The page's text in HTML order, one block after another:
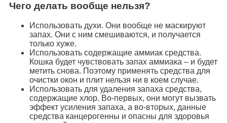
Чего делать вообще нельзя?
Использовать духи. Они вообще не маскируют
запах. Они с ним смешиваются, и получается
только хуже.
Использовать содержащие аммиак средства.
Кошка будет чувствовать запах аммиака – и будет
метить снова. Поэтому применять средства для
очистки окон и плит нельзя ни в коем случае.
Использовать для удаления запаха средства,
содержащие хлор. Во-первых, они могут вызвать
эффект усиления запаха, а во-вторых, данные
средства канцерогенны и опасны для здоровья